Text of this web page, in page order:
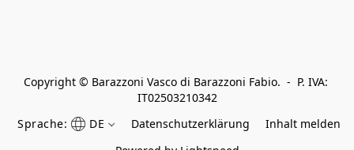
Copyright © Barazzoni Vasco di Barazzoni Fabio.  -  P. IVA:
IT02503210342
Sprache:
DE Datenschutzerklärung
Inhalt melden